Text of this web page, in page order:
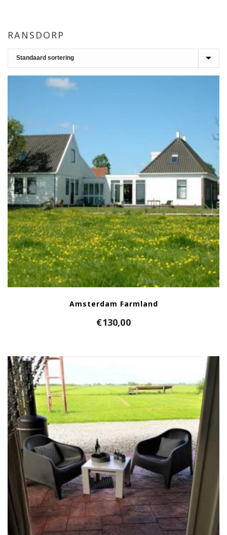
RANSDORP
Amsterdam Farmland
€130,00